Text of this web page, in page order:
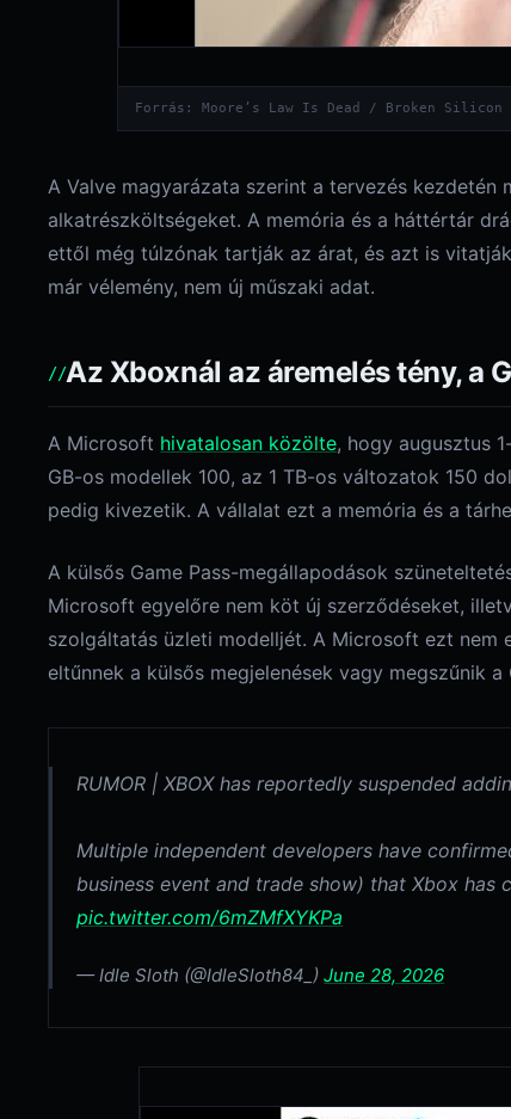
Forrás: Moore’s Law Is Dead / Broken Silicon
A Valve magyarázata szerint a tervezés
alkatrészköltségeket. A memória és a háttértár
ettől még túlzónak tartják az árat, és azt is
már vélemény, nem új műszaki adat.
Az Xboxnál az áremelés tény, a
A Microsoft hivatalosan közölte, hogy augusztus
GB-os modellek 100, az 1 TB-os változatok 150
pedig kivezetik. A vállalat ezt a memória és a
A külsős Game Pass-megállapodások
Microsoft egyelőre nem köt új szerződéseket,
szolgáltatás üzleti modelljét. A Microsoft ezt
eltűnnek a külsős megjelenések vagy megszűnik a
RUMOR | XBOX has reportedly suspended
Multiple independent developers have
business event and trade show) that Xbox
pic.twitter.com/6mZMfXYKPa
— Idle Sloth (@IdleSloth84_)June 28, 2026